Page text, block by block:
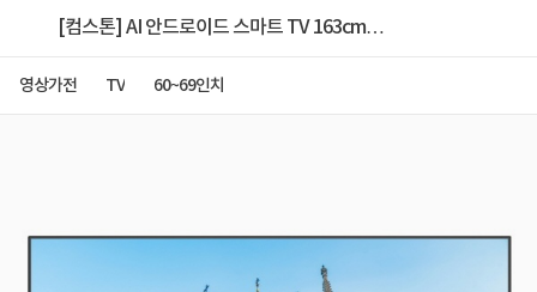
[컴스톤] AI 안드로이드 스마트 TV 163cm
영상가전 TV 60~69인치